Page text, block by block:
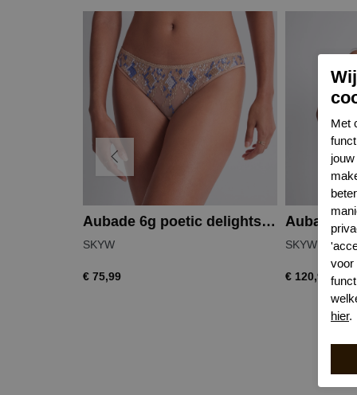
Aubade 6g poetic delights italiaanse slip
SKYW
€ 75,99
SKYW
€ 120,99
Met
voor
hier.